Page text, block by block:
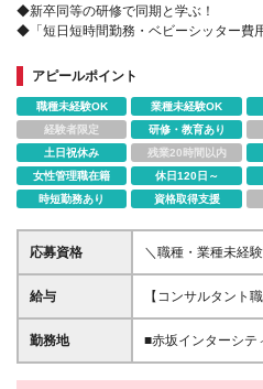
◆新卒同等の研修で同期と学ぶ！
◆「短日短時間勤務・ベビーシッター費
アピールポイント
職種未経験OK 業種未経験OK
経験者限定
研修・教育あり
土日祝休み
残業20時間以内
女性管理職在籍
休日120日～
時短勤務あり
資格取得支援
応募資格
＼職種・業種未経
（長期キャリア形成
新卒をはじめ、子
に着けたい方のチャ
力を活かせる業務
給与
【コンサルタント
6,630,000円（個人
んだ場合の理論値
勤務地
■赤坂インターシテ
大阪府大阪市北区
センター北海道／